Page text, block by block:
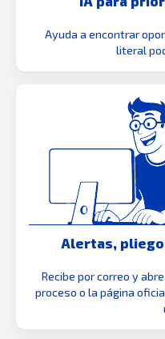
Ayuda a encontrar
literal
Alertas,
Recibe por correo y
proceso o la página